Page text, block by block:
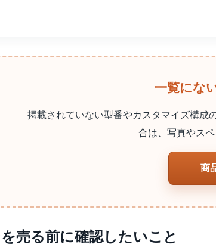
一覧にな
掲載されていない型番やカスタマイズ構成
合は、写真やス
商
売る前に確認したいこと